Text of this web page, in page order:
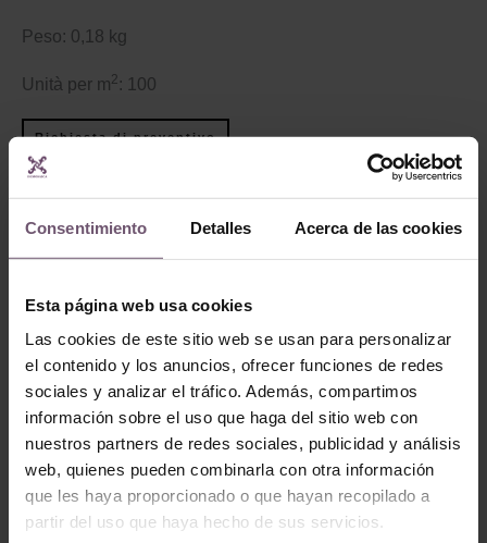
Consentimiento Detalles Acerca de las cookies
Esta página web usa cookies
Las cookies de este sitio web se usan para personalizar
el contenido y los anuncios, ofrecer funciones de redes
sociales y analizar el tráfico. Además, compartimos
información sobre el uso que haga del sitio web con
nuestros partners de redes sociales, publicidad y análisis
web, quienes pueden combinarla con otra información
que les haya proporcionado o que hayan recopilado a
partir del uso que haya hecho de sus servicios.
Peso: 0,18 kg
Unità per m2 : 100
Richiesta di preventivo
Zellige en stock -
none
Mod. ZC217 –
10×10
Zellige en stock - none
Mod. ZC224 – 10×10